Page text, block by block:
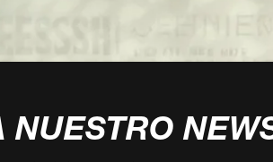
NUESTRO